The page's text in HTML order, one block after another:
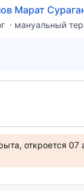
Марат
мануальный
откроется 07